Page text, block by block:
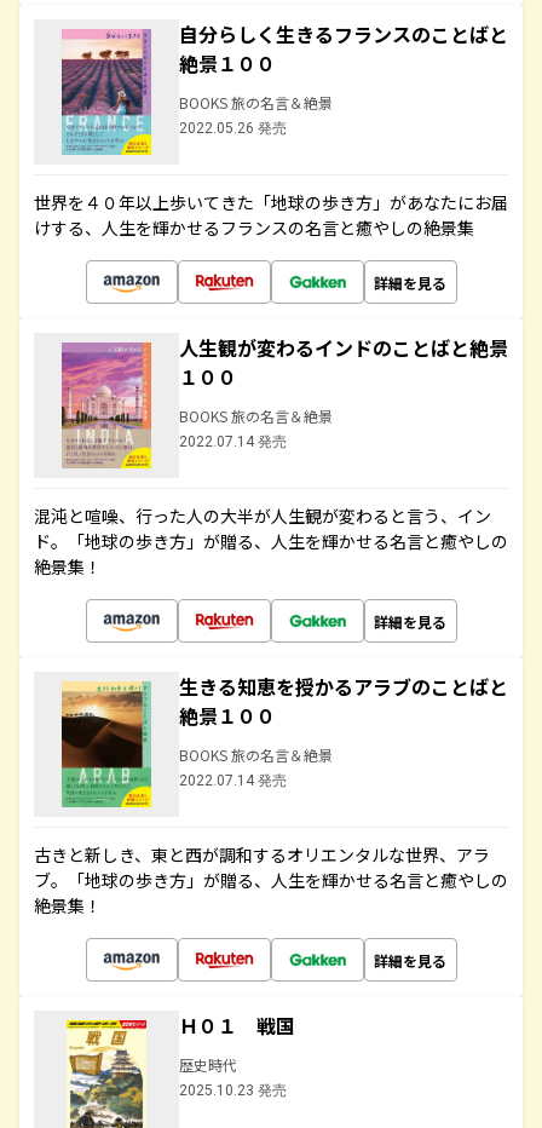
自分らしく生きるフランスのことばと
絶景１００
BOOKS 旅の名言＆絶景
2022.05.26 発売
世界を４０年以上歩いてきた「地球の歩き方」があなたにお届
けする、人生を輝かせるフランスの名言と癒やしの絶景集
詳細を見る
人生観が変わるインドのことばと絶景
１００
BOOKS 旅の名言＆絶景
2022.07.14 発売
混沌と喧噪、行った人の大半が人生観が変わると言う、イン
ド。「地球の歩き方」が贈る、人生を輝かせる名言と癒やしの
絶景集！
詳細を見る
生きる知恵を授かるアラブのことばと
絶景１００
BOOKS 旅の名言＆絶景
2022.07.14 発売
古きと新しき、東と西が調和するオリエンタルな世界、アラ
ブ。「地球の歩き方」が贈る、人生を輝かせる名言と癒やしの
絶景集！
詳細を見る
Ｈ０１ 戦国
歴史時代
2025.10.23 発売